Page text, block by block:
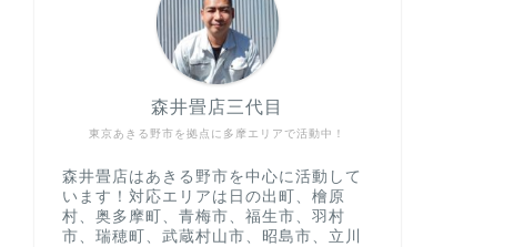
東京あきる野市を拠点に多摩エリアで活動中！
森井畳店三代目
森井畳店はあきる野市を中心に活動して
います！対応エリアは日の出町、檜原
村、奥多摩町、青梅市、福生市、羽村
市、瑞穂町、武蔵村山市、昭島市、立川